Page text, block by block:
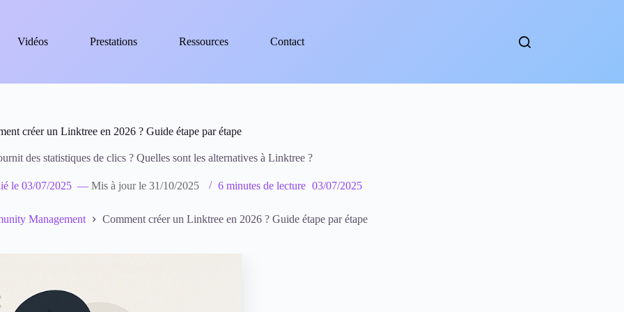
Vidéos Prestations Ressources Contact
créer un Linktree en 2026 ? Guide étape par étape
des statistiques de clics ? Quelles sont les alternatives à Linktree ?
le 03/07/2025 —Mis à jour le31/10/2025 6 minutes de lecture 03/07/2025
Management Comment créer un Linktree en 2026 ? Guide étape par étape